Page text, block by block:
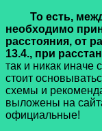
То есть,
необходимо
расстояния, от
13.4., при
так и никак иначе
стоит
схемы и
выложены на
официальные!